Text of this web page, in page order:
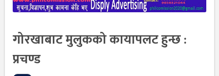
गोरखाबाट मुलुकको कायापलट हुन्छ :
प्रचण्ड